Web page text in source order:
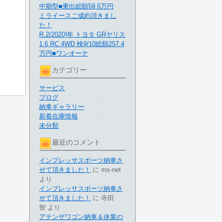
中期型■乗出総額59.6万円
ミライースご成約頂きまし
た！
R.2(2020)年 トヨタ GRヤリス
1.6 RC 4WD 検9/10総額257.4
万円■ワンオーナ
カテゴリー
サービス
ブログ
納車ギャラリー
新着在庫情報
未分類
最近のコメント
インプレッサスポーツ納車さ
せて頂きました！
に ms-net
より
インプレッサスポーツ納車さ
せて頂きました！
に 寺田
智 より
アテンザワゴン納車＆休業の